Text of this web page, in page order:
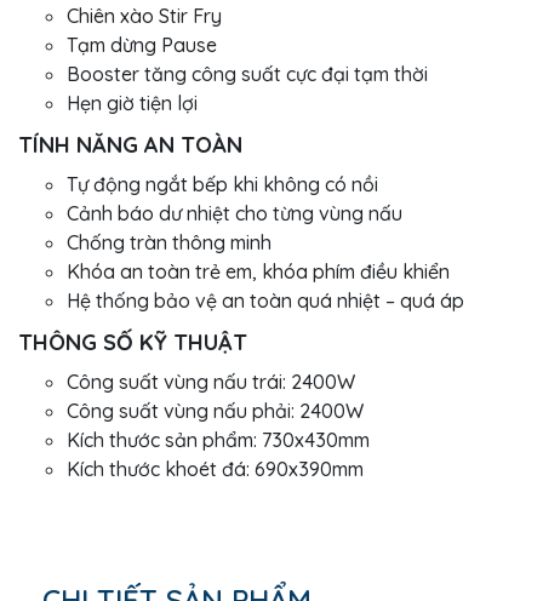
Chiên xào Stir Fry
Tạm dừng Pause
Booster tăng công suất cực đại tạm thời
Hẹn giờ tiện lợi
TÍNH NĂNG AN TOÀN
Tự động ngắt bếp khi không có nồi
Cảnh báo dư nhiệt cho từng vùng nấu
Chống tràn thông minh
Khóa an toàn trẻ em, khóa phím điều khiển
Hệ thống bảo vệ an toàn quá nhiệt – quá áp
THÔNG SỐ KỸ THUẬT
Công suất vùng nấu trái: 2400W
Công suất vùng nấu phải: 2400W
Kích thước sản phẩm: 730x430mm
Kích thước khoét đá: 690x390mm